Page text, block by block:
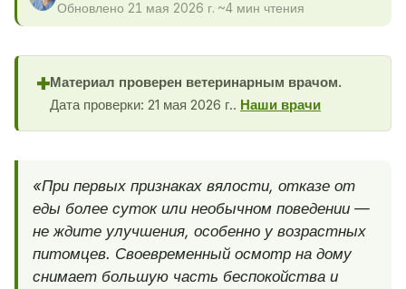
Обновлено 21 мая 2026 г. ~4 мин чтения
✚Материал проверен ветеринарным врачом.
Дата проверки: 21 мая 2026 г.. Наши врачи
«При первых признаках вялости, отказе от
еды более суток или необычном поведении —
не ждите улучшения, особенно у возрастных
питомцев. Своевременный осмотр на дому
снимает большую часть беспокойства и